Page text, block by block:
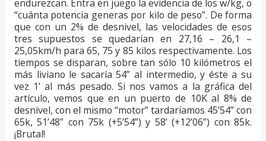
endurezcan. Entra en juego la evidencia de los w/kg, o
“cuánta potencia generas por kilo de peso”. De forma
que con un 2% de desnivel, las velocidades de esos
tres supuestos se quedarían en 27,16 – 26,1 –
25,05km/h para 65, 75 y 85 kilos respectivamente. Los
tiempos se disparan, sobre tan sólo 10 kilómetros el
más liviano le sacaría 54” al intermedio, y éste a su
vez 1’ al más pesado. Si nos vamos a la gráfica del
artículo, vemos que en un puerto de 10K al 8% de
desnivel, con el mismo “motor” tardaríamos 45’54” con
65k, 51’48” con 75k (+5’54”) y 58’ (+12’06”) con 85k.
¡Brutal!